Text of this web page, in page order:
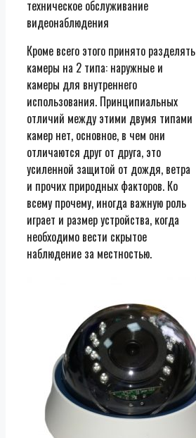
техническое обслуживание
видеонаблюдения
Кроме всего этого принято разделять
камеры на 2 типа: наружные и
камеры для внутреннего
использования. Принципиальных
отличий между этими двумя типами
камер нет, основное, в чем они
отличаются друг от друга, это
усиленной защитой от дождя, ветра
и прочих природных факторов. Ко
всему прочему, иногда важную роль
играет и размер устройства, когда
необходимо вести скрытое
наблюдение за местностью.